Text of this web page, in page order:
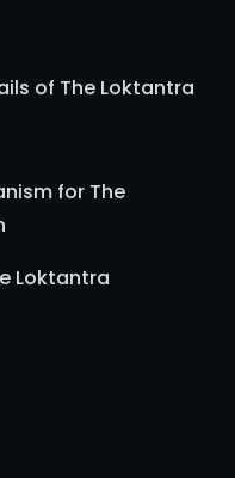
of The Loktantra
for The
Loktantra